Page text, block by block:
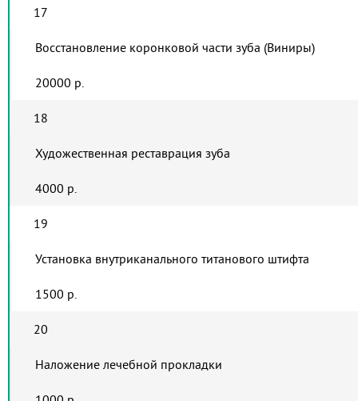
17
Восстановление коронковой
20000 р.
18
Художественная реставрация зуба
4000 р.
19
Установка внутриканального титанового штифта
1500 р.
20
Наложение лечебной прокладки